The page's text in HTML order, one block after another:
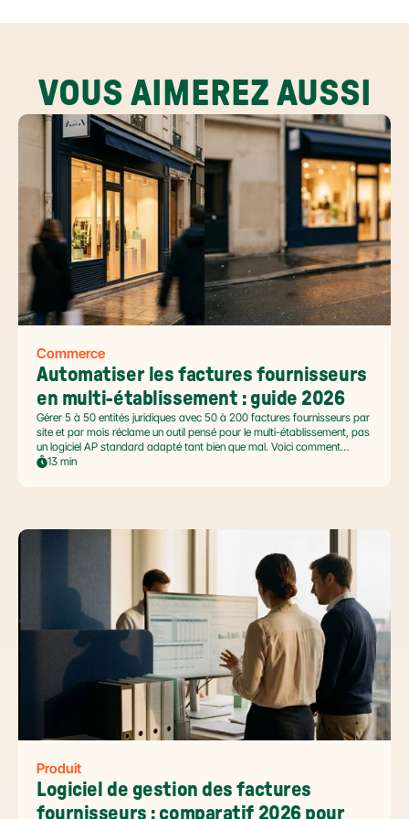
VOUS AIMEREZ AUSSI
Commerce
Automatiser les factures fournisseurs
en multi-établissement : guide 2026
Gérer 5 à 50 entités juridiques avec 50 à 200 factures fournisseurs par
site et par mois réclame un outil pensé pour le multi-établissement, pas
un logiciel AP standard adapté tant bien que mal. Voici comment
automatiser sans casser la gouvernance locale, capturer le levier BFR
13 min
Produit
Logiciel de gestion des factures
fournisseurs : comparatif 2026 pour